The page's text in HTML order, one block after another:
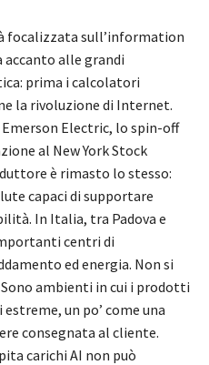
focalizzata sull’information
accanto alle grandi
prima i calcolatori
la rivoluzione di Internet.
Emerson Electric, lo spin-off
al New York Stock
è rimasto lo stesso:
capaci di supportare
In Italia, tra Padova e
centri di
ed energia. Non si
ambienti in cui i prodotti
un po’ come una
consegnata al cliente.
carichi AI non può